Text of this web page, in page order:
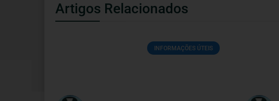
Artigos Relacionados
INFORMAÇÕES ÚTEIS